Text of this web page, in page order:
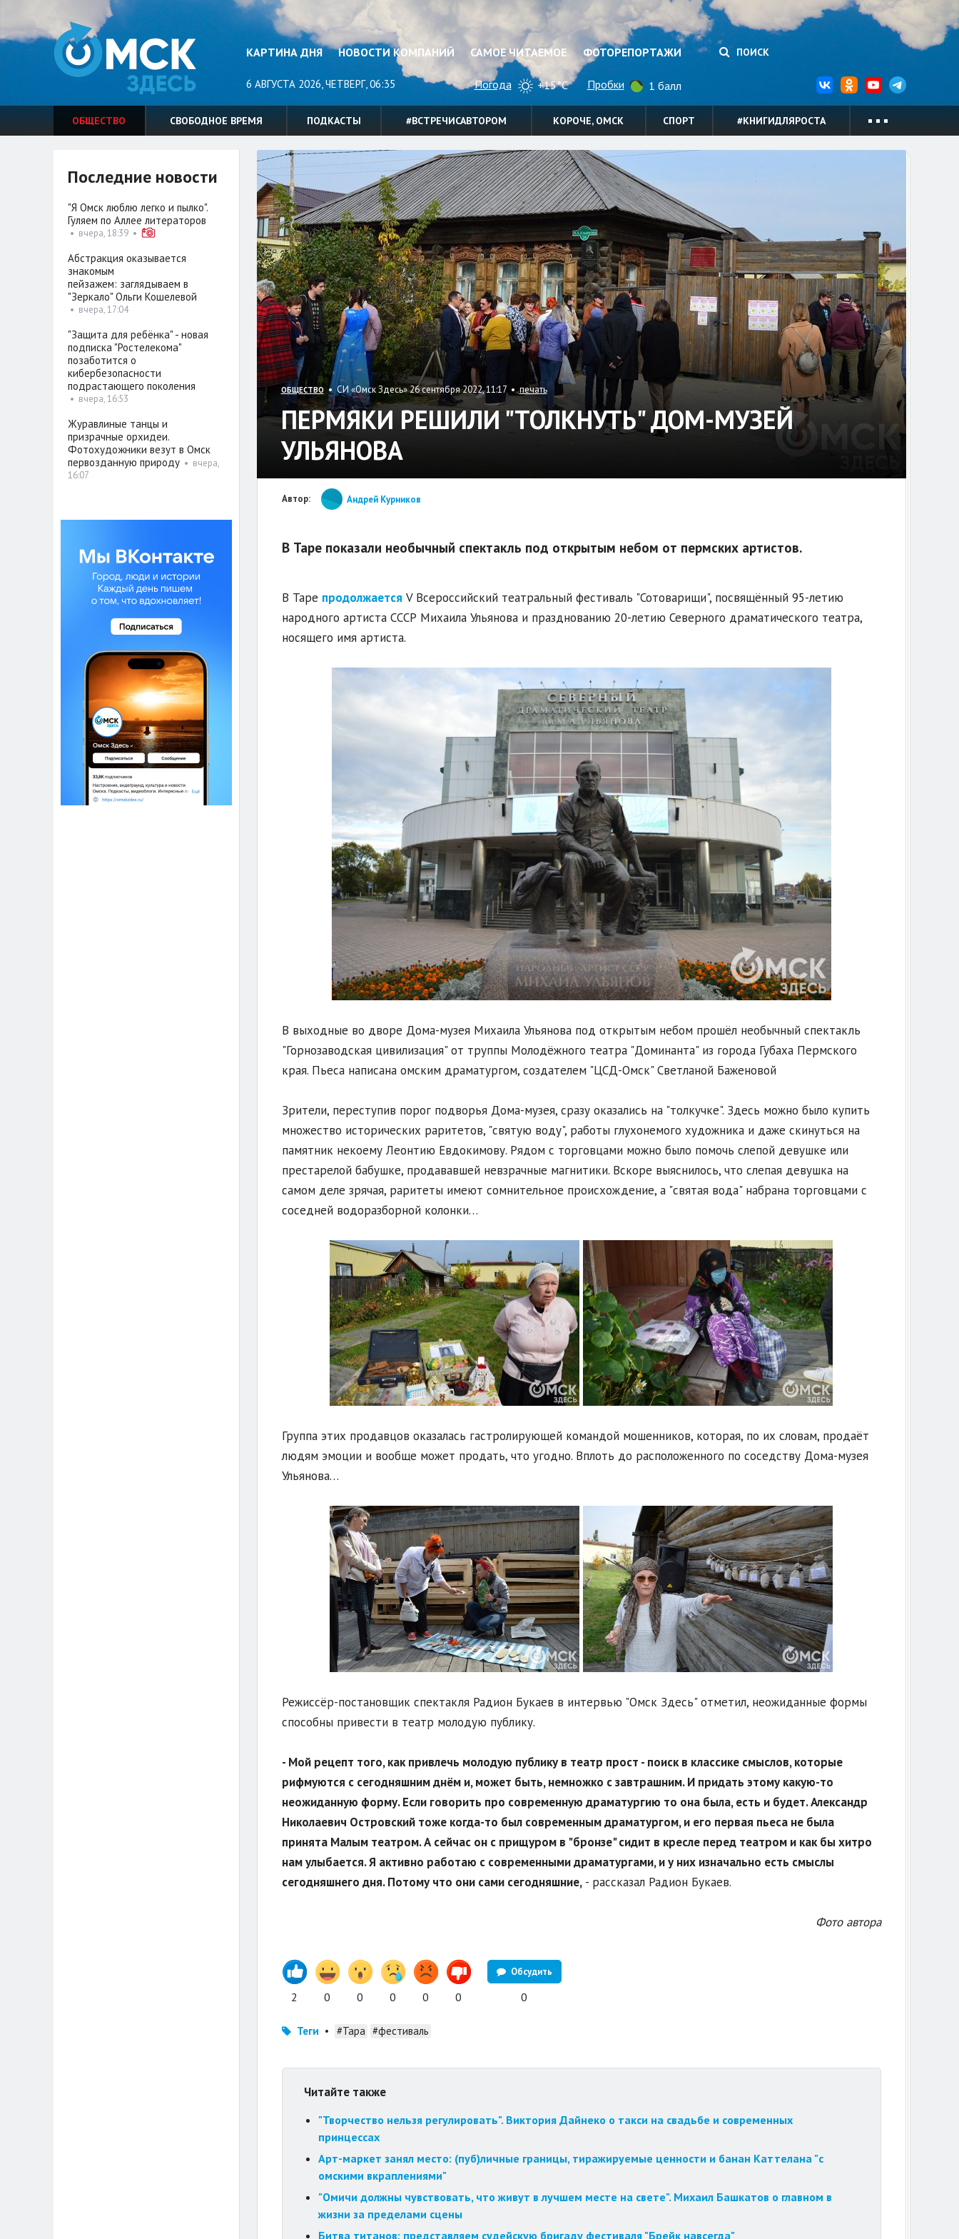
КАРТИНА ДНЯ НОВОСТИ КОМПАНИЙ САМОЕ ЧИТАЕМОЕ ФОТОРЕПОРТАЖИ ПОИСК
6 АВГУСТА 2026, ЧЕТВЕРГ, 06:35 Погода +15°C Пробки 1 балл
ОБЩЕСТВО СВОБОДНОЕ ВРЕМЯ ПОДКАСТЫ #ВСТРЕЧИСАВТОРОМ КОРОЧЕ, ОМСК СПОРТ #КНИГИДЛЯРОСТА
ОБЩЕСТВО• СИ «Омск Здесь» 26 сентября 2022, 11:17 •печать
ПЕРМЯКИ РЕШИЛИ "ТОЛКНУТЬ" ДОМ-МУЗЕЙ
УЛЬЯНОВА
Автор: Андрей Курников
В Таре показали необычный спектакль под открытым небом от пермских артистов.
В Таре продолжается V Всероссийский театральный фестиваль "Сотоварищи", посвящённый 95-летию
народного артиста СССР Михаила Ульянова и празднованию 20-летию Северного драматического театра,
носящего имя артиста.
В выходные во дворе Дома-музея Михаила Ульянова под открытым небом прошёл необычный спектакль
"Горнозаводская цивилизация" от труппы Молодёжного театра "Доминанта" из города Губаха Пермского
края. Пьеса написана омским драматургом, создателем "ЦСД-Омск" Светланой Баженовой
Зрители, переступив порог подворья Дома-музея, сразу оказались на "толкучке". Здесь можно было купить
множество исторических раритетов, "святую воду", работы глухонемого художника и даже скинуться на
памятник некоему Леонтию Евдокимову. Рядом с торговцами можно было помочь слепой девушке или
престарелой бабушке, продававшей невзрачные магнитики. Вскоре выяснилось, что слепая девушка на
самом деле зрячая, раритеты имеют сомнительное происхождение, а "святая вода" набрана торговцами с
соседней водоразборной колонки…
Группа этих продавцов оказалась гастролирующей командой мошенников, которая, по их словам, продаёт
людям эмоции и вообще может продать, что угодно. Вплоть до расположенного по соседству Дома-музея
Ульянова…
Режиссёр-постановщик спектакля Радион Букаев в интервью "Омск Здесь" отметил, неожиданные формы
способны привести в театр молодую публику.
- Мой рецепт того, как привлечь молодую публику в театр прост - поиск в классике смыслов, которые
рифмуются с сегодняшним днём и, может быть, немножко с завтрашним. И придать этому какую-то
неожиданную форму. Если говорить про современную драматургию то она была, есть и будет. Александр
Николаевич Островский тоже когда-то был современным драматургом, и его первая пьеса не была
принята Малым театром. А сейчас он с прищуром в "бронзе" сидит в кресле перед театром и как бы хитро
нам улыбается. Я активно работаю с современными драматургами, и у них изначально есть смыслы
сегодняшнего дня. Потому что они сами сегодняшние,- рассказал Радион Букаев.
Фото автора
2 0 0 0 0 0
Обсудить
0
Теги • #Тара #фестиваль
Читайте также
"Творчество нельзя регулировать". Виктория Дайнеко о такси на свадьбе и современных
принцессах
Арт-маркет занял место: (пуб)личные границы, тиражируемые ценности и банан Каттелана "с
омскими вкраплениями"
"Омичи должны чувствовать, что живут в лучшем месте на свете". Михаил Башкатов о главном в
жизни за пределами сцены
Битва титанов: представляем судейскую бригаду фестиваля "Брейк навсегда"
Последние новости
"Я Омск люблю легко и пылко".
Гуляем по Аллее литераторов
• вчера, 18:39•
Абстракция оказывается
знакомым
пейзажем: заглядываем в
"Зеркало" Ольги Кошелевой
• вчера, 17:04
"Защита для ребёнка" - новая
подписка "Ростелекома"
позаботится о
кибербезопасности
подрастающего поколения
• вчера, 16:53
Журавлиные танцы и
призрачные орхидеи.
Фотохудожники везут в Омск
первозданную природу• вчера,
16:07